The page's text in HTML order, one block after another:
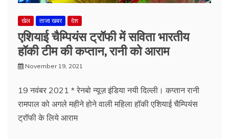
खेल ताजा खबर देश
एशियाई चैम्पियंस ट्रॉफी में सविता भारतीय
हॉकी टीम की कप्तान, रानी को आराम
November 19, 2021
19 नवंबर 2021 * रेनबो न्यूज़ इंडिया नयी दिल्ली। कप्तान रानी
रामपाल को अगले महीने होने वाली महिला हॉकी एशियाई चैम्पियंस
ट्रॉफी के लिये आराम